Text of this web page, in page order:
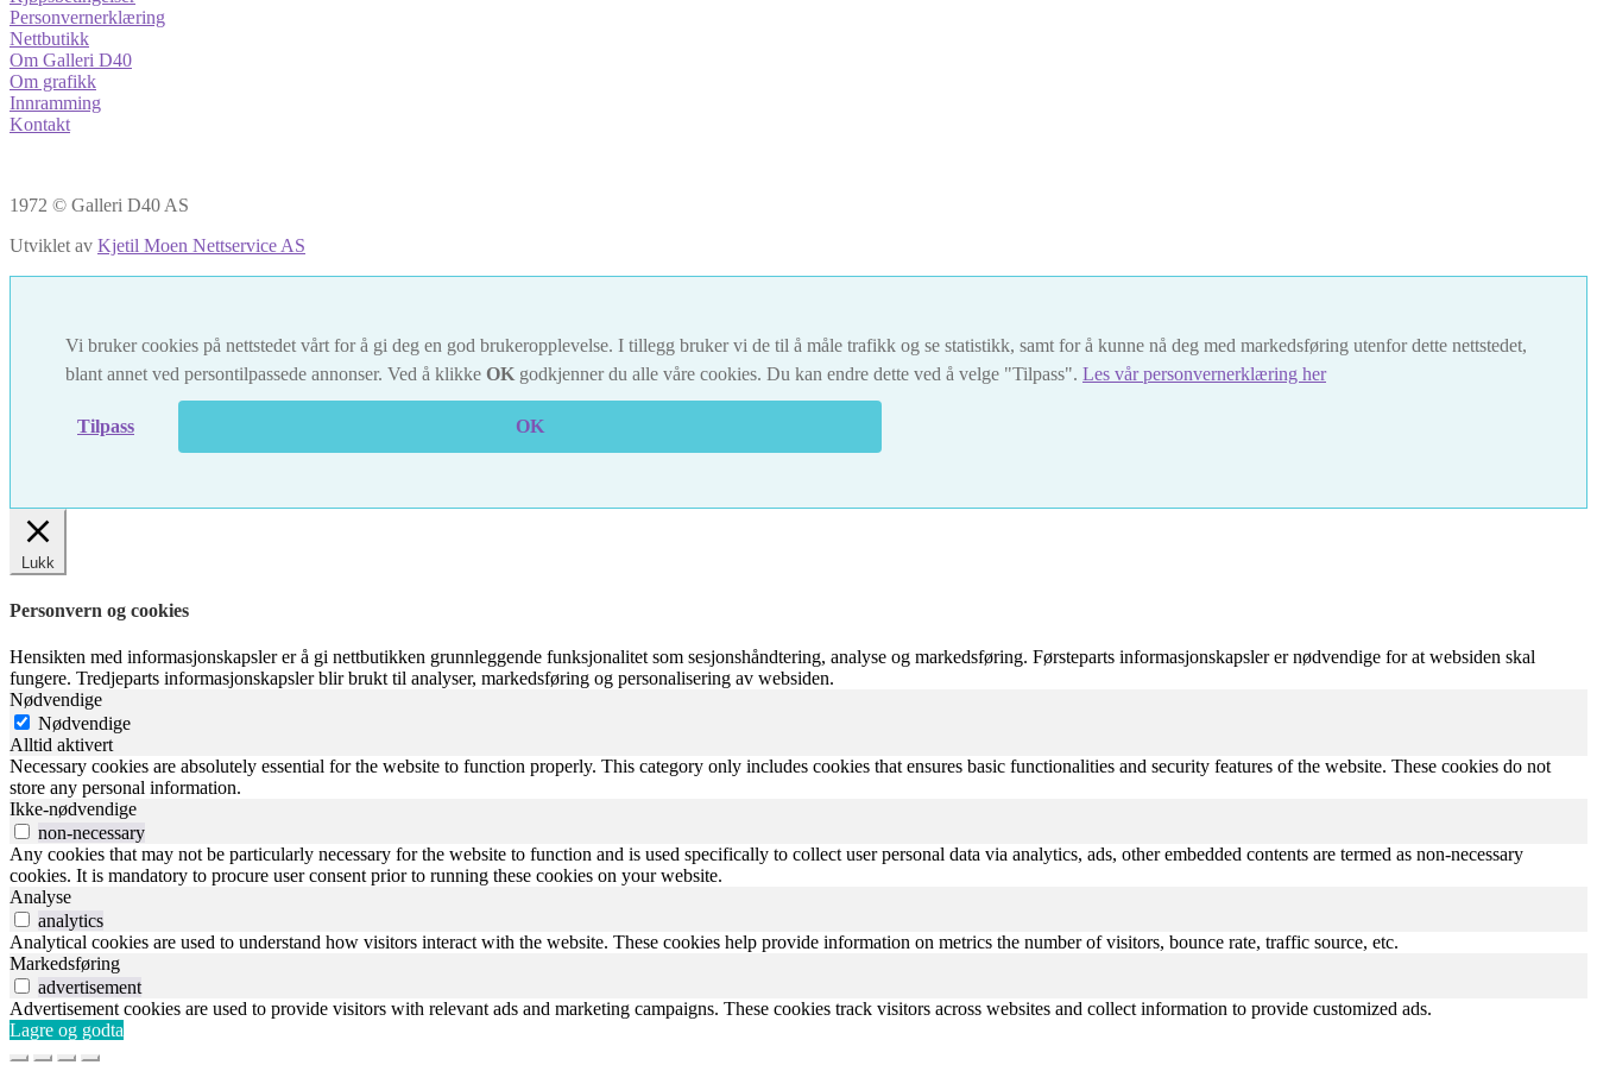
Personvernerklæring
Nettbutikk
Om Galleri D40
Om grafikk
Innramming
Kontakt
1972 © Galleri D40 AS
Utviklet av Kjetil Moen Nettservice AS
Vi bruker cookies på nettstedet vårt for å gi deg en god brukeropplevelse. I tillegg bruker vi de til å måle trafikk og se statistikk, samt for å kunne nå deg med markedsføring utenfor dette nettstedet,
blant annet ved persontilpassede annonser. Ved å klikke OK godkjenner du alle våre cookies. Du kan endre dette ved å velge "Tilpass". Les vår personvernerklæring her
Tilpass OK
Lukk
Personvern og cookies
Hensikten med informasjonskapsler er å gi nettbutikken grunnleggende funksjonalitet som sesjonshåndtering, analyse og markedsføring. Førsteparts informasjonskapsler er nødvendige for at websiden skal
fungere. Tredjeparts informasjonskapsler blir brukt til analyser, markedsføring og personalisering av websiden.
Nødvendige
Nødvendige
Alltid aktivert
Necessary cookies are absolutely essential for the website to function properly. This category only includes cookies that ensures basic functionalities and security features of the website. These cookies do not
store any personal information.
Ikke-nødvendige
non-necessary
Any cookies that may not be particularly necessary for the website to function and is used specifically to collect user personal data via analytics, ads, other embedded contents are termed as non-necessary
cookies. It is mandatory to procure user consent prior to running these cookies on your website.
Analyse
analytics
Analytical cookies are used to understand how visitors interact with the website. These cookies help provide information on metrics the number of visitors, bounce rate, traffic source, etc.
Markedsføring
advertisement
Advertisement cookies are used to provide visitors with relevant ads and marketing campaigns. These cookies track visitors across websites and collect information to provide customized ads.
Lagre og godta